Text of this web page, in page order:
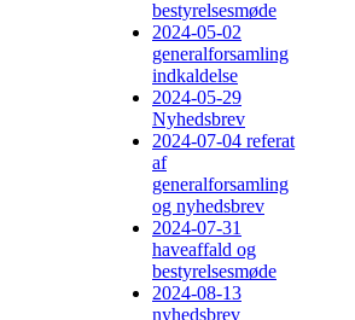
bestyrelsesmøde
2024-05-02
generalforsamling
indkaldelse
2024-05-29
Nyhedsbrev
2024-07-04 referat
af
generalforsamling
og nyhedsbrev
2024-07-31
haveaffald og
bestyrelsesmøde
2024-08-13
nyhedsbrev